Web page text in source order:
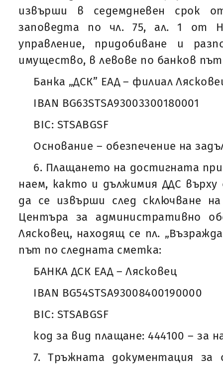
извърши в седемдневен срок
заповедта по чл. 75, ал. 1 от
управление, придобиване и
имущество, в левове по банков
Банка „ДСК” ЕАД – филиал
IBAN BG63STSA93003300180001
BIC: STSABGSF
Основание – обезпечение на
6. Плащането на достигната
наем, както и дължимия ДДС върху
да се извърши след сключване
Центъра за административно
Лясковец, находящ се пл.
път по следната сметка:
БАНКА ДСК ЕАД – Лясковец
IBAN BG54STSA93008400190000
BIC: STSABGSF
код за вид плащане: 444100 – за
7. Тръжната документация за